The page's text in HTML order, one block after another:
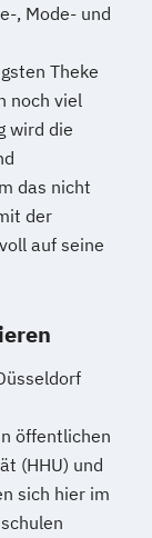
, Mode- und
Theke
noch viel
wird die
das nicht
der
auf seine
öffentlichen
(HHU) und
sich hier im